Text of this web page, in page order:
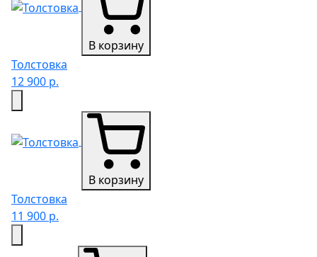
В корзину
Толстовка
12 900 р.
В корзину
Толстовка
11 900 р.